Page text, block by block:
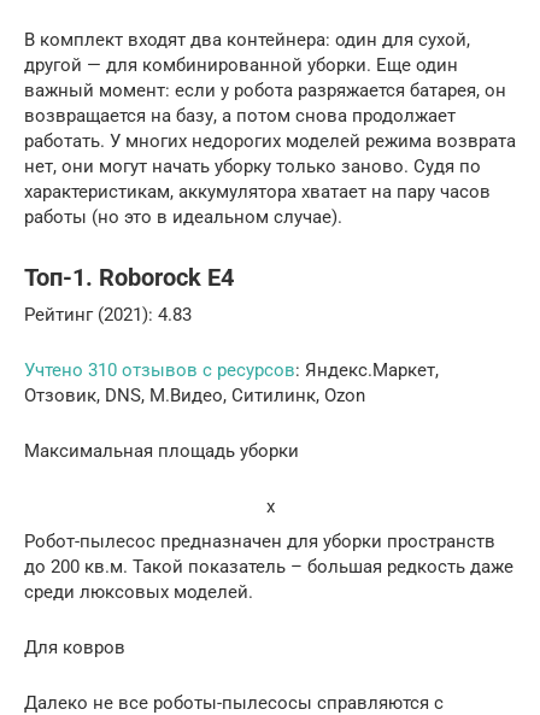
В комплект входят два контейнера: один для сухой,
другой — для комбинированной уборки. Еще один
важный момент: если у робота разряжается батарея, он
возвращается на базу, а потом снова продолжает
работать. У многих недорогих моделей режима возврата
нет, они могут начать уборку только заново. Судя по
характеристикам, аккумулятора хватает на пару часов
работы (но это в идеальном случае).
Топ-1. Roborock E4
Рейтинг (2021): 4.83
Учтено 310 отзывов с ресурсов: Яндекс.Маркет,
Отзовик, DNS, М.Видео, Ситилинк, Ozon
Максимальная площадь уборки
x
Робот-пылесос предназначен для уборки пространств
до 200 кв.м. Такой показатель – большая редкость даже
среди люксовых моделей.
Для ковров
Далеко не все роботы-пылесосы справляются с